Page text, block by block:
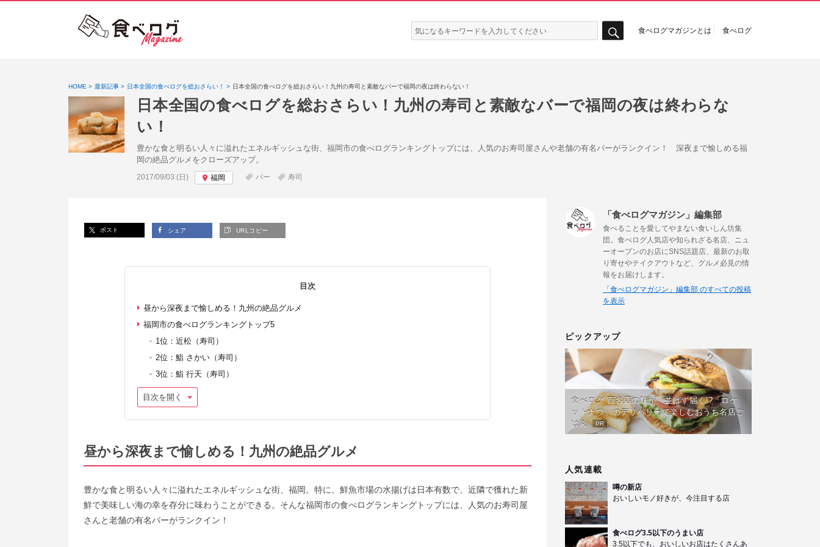
検
索:
食べログマガジンとは 食べログ
HOME 最新記事 日本全国の食べログを総おさらい！ 日本全国の食べログを総おさらい！九州の寿司と素敵なバーで福岡の夜は終わらない！
日本全国の食べログを総おさらい！九州の寿司と素敵なバーで福岡の夜は終わらな
い！
豊かな食と明るい人々に溢れたエネルギッシュな街、福岡市の食べログランキングトップには、人気のお寿司屋さんや老舗の有名バーがランクイン！ 深夜まで愉しめる福
岡の絶品グルメをクローズアップ。
投稿日:
2017/09/03 (日) 福岡 バー 寿司
ポスト シェア URLコピー
目次
昼から深夜まで愉しめる！九州の絶品グルメ
福岡市の食べログランキングトップ5
1位：近松（寿司）
2位：鮨 さかい（寿司）
3位：鮨 行天（寿司）
目次を開く
昼から深夜まで愉しめる！九州の絶品グルメ
豊かな食と明るい人々に溢れたエネルギッシュな街、福岡。特に、鮮魚市場の水揚げは日本有数で、近隣で獲れた新
鮮で美味しい海の幸を存分に味わうことができる。そんな福岡市の食べログランキングトップには、人気のお寿司屋
さんと老舗の有名バーがランクイン！
「食べログマガジン」編集部
食べることを愛してやまない食いしん坊集
団。食べログ人気店や知られざる名店、ニュ
ーオープンのお店にSNS話題店、最新のお取
り寄せやテイクアウトなど、グルメ必見の情
報をお届けします。
「食べログマガジン」編集部 のすべての投稿
を表示
ピックアップ
食べログ 百名店の味が、並ばず届く!?「ロケ
ットナウ」のデリバリーで楽しむおうち名店ご
はん
PR
人気連載
噂の新店
おいしいモノ好きが、今注目する店
食べログ3.5以下のうまい店
3.5以下でも、おいしいお店はたくさんあ